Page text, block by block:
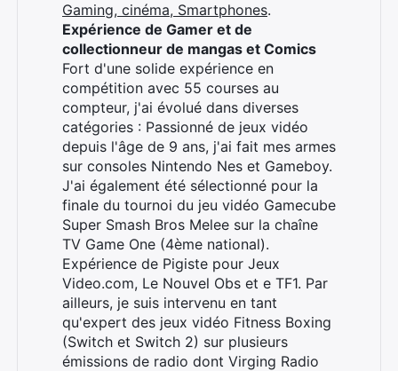
Gaming, cinéma, Smartphones.
Expérience de Gamer et de
collectionneur de mangas et Comics
Fort d'une solide expérience en
compétition avec 55 courses au
compteur, j'ai évolué dans diverses
catégories : Passionné de jeux vidéo
depuis l'âge de 9 ans, j'ai fait mes armes
sur consoles Nintendo Nes et Gameboy.
J'ai également été sélectionné pour la
finale du tournoi du jeu vidéo Gamecube
Super Smash Bros Melee sur la chaîne
TV Game One (4ème national).
Expérience de Pigiste pour Jeux
Video.com, Le Nouvel Obs et e TF1. Par
ailleurs, je suis intervenu en tant
qu'expert des jeux vidéo Fitness Boxing
(Switch et Switch 2) sur plusieurs
émissions de radio dont Virging Radio